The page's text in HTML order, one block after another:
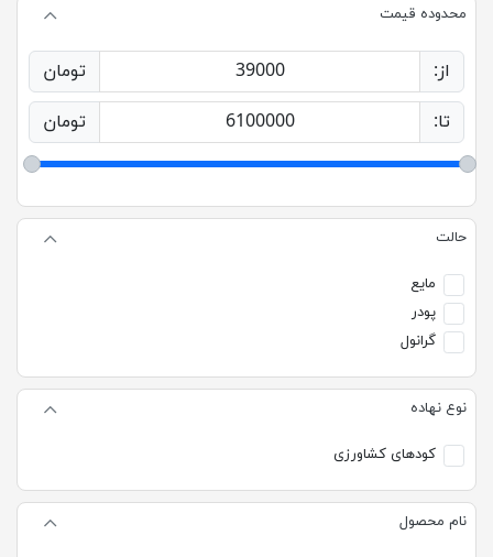
محدوده قیمت
از: 39000 تومان
تا: 6100000 تومان
حالت
مایع
پودر
گرانول
نوع نهاده
کودهای کشاورزی
نام محصول